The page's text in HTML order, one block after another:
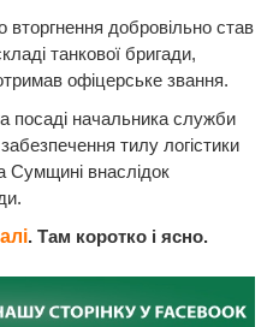
добровільно став
танкової бригади,
офіцерське звання.
посаді начальника служби
тилу логістики
Сумщині внаслідок
. Там коротко і ясно.